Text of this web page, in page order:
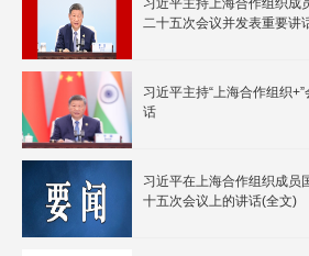
习近平主持上海合作组织成
二十五次会议并发表重要讲
习近平主持“上海合作组织
话
习近平在上海合作组织成员
十五次会议上的讲话(全文)